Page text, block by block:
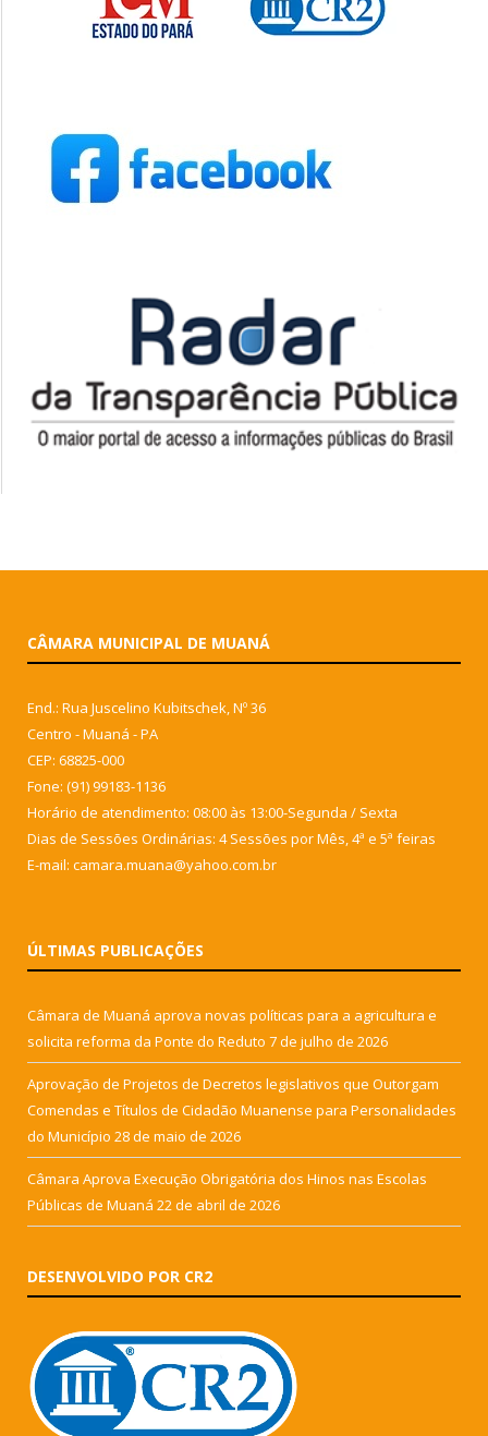
CÂMARA MUNICIPAL DE MUANÁ
End.: Rua Juscelino Kubitschek, Nº 36
Centro - Muaná - PA
CEP: 68825-000
Fone: (91) 99183-1136
Horário de atendimento: 08:00 às 13:00-Segunda / Sexta
Dias de Sessões Ordinárias: 4 Sessões por Mês, 4ª e 5ª feiras
E-mail: camara.muana@yahoo.com.br
ÚLTIMAS PUBLICAÇÕES
Câmara de Muaná aprova novas políticas para a agricultura e
solicita reforma da Ponte do Reduto 7 de julho de 2026
Aprovação de Projetos de Decretos legislativos que Outorgam
Comendas e Títulos de Cidadão Muanense para Personalidades
do Município 28 de maio de 2026
Câmara Aprova Execução Obrigatória dos Hinos nas Escolas
Públicas de Muaná 22 de abril de 2026
DESENVOLVIDO POR CR2